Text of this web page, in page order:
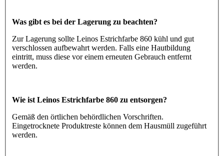
Was gibt es bei der Lagerung zu beachten?
Zur Lagerung sollte Leinos Estrichfarbe 860 kühl und gut
verschlossen aufbewahrt werden. Falls eine Hautbildung
eintritt, muss diese vor einem erneuten Gebrauch entfernt
werden.
Wie ist Leinos Estrichfarbe 860 zu entsorgen?
Gemäß den örtlichen behördlichen Vorschriften.
Eingetrocknete Produktreste können dem Hausmüll zugeführt
werden.